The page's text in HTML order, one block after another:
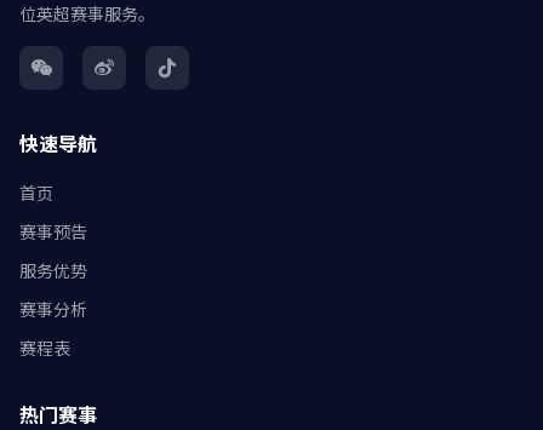
位英超赛事服务。
快速导航
首页
赛事预告
服务优势
赛事分析
赛程表
热门赛事